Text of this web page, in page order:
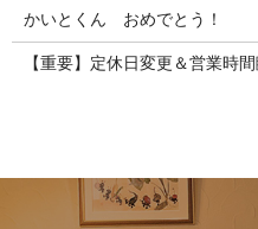
かいとくん おめでとう！
【重要】定休日変更＆営業時